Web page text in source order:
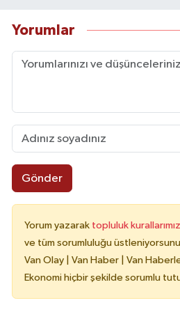
Yorumlar
Gönder
Yorum yazarak topluluk
ve tüm sorumluluğu
Van Olay | Van Haber | Van
Ekonomi hiçbir şekilde sorumlu